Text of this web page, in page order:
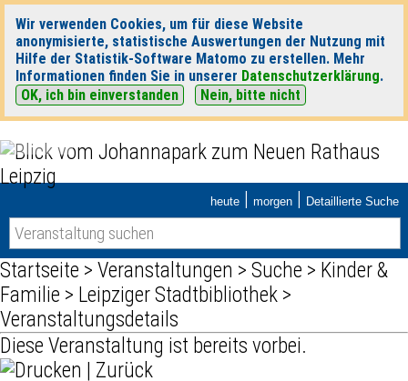
Wir verwenden Cookies, um für diese Website
anonymisierte, statistische Auswertungen der Nutzung mit
Hilfe der Statistik-Software Matomo zu erstellen. Mehr
Informationen finden Sie in unserer Datenschutzerklärung.
OK, ich bin einverstanden
Nein, bitte nicht
heute | morgen | Detaillierte Suche
Startseite > Veranstaltungen > Suche > Kinder &
Familie > Leipziger Stadtbibliothek >
Veranstaltungsdetails
Diese Veranstaltung ist bereits vorbei.
Zurück